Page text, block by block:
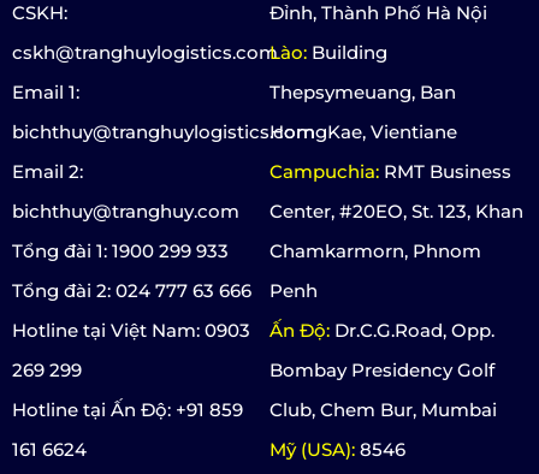
CSKH:
cskh@tranghuylogistics.com
Email 1:
bichthuy@tranghuylogistics.com
Email 2:
bichthuy@tranghuy.com
Tổng đài 1: 1900 299 933
Tổng đài 2: 024 777 63 666
Hotline tại Việt Nam: 0903
269 299
Hotline tại Ấn Độ: +91 859
161 6624
Đỉnh, Thành Phố Hà Nội
Lào: Building
Thepsymeuang, Ban
HorngKae, Vientiane
Campuchia: RMT Business
Center, #20EO, St. 123, Khan
Chamkarmorn, Phnom
Penh
Ấn Độ: Dr.C.G.Road, Opp.
Bombay Presidency Golf
Club, Chem Bur, Mumbai
Mỹ (USA): 8546